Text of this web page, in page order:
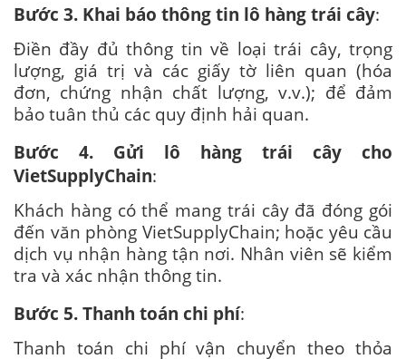
Bước 3. Khai báo thông tin lô hàng trái cây:
Điền đầy đủ thông tin về loại trái cây, trọng
lượng, giá trị và các giấy tờ liên quan (hóa
đơn, chứng nhận chất lượng, v.v.); để đảm
bảo tuân thủ các quy định hải quan.
Bước 4. Gửi lô hàng trái cây cho
VietSupplyChain:
Khách hàng có thể mang trái cây đã đóng gói
đến văn phòng VietSupplyChain; hoặc yêu cầu
dịch vụ nhận hàng tận nơi. Nhân viên sẽ kiểm
tra và xác nhận thông tin.
Bước 5. Thanh toán chi phí:
Thanh toán chi phí vận chuyển theo thỏa